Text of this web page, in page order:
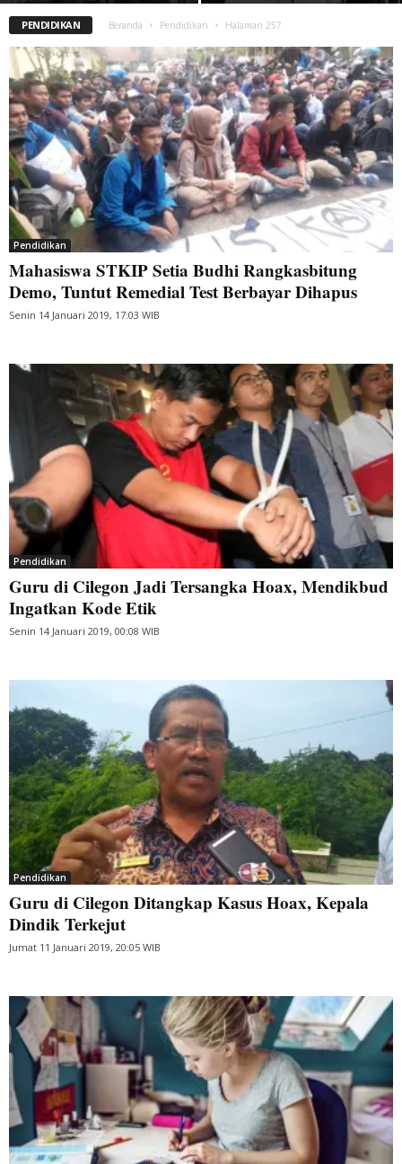
PENDIDIKAN Beranda Pendidikan Halaman 257
Pendidikan
Mahasiswa STKIP Setia Budhi Rangkasbitung
Demo, Tuntut Remedial Test Berbayar Dihapus
Senin 14 Januari 2019, 17:03 WIB
Pendidikan
Guru di Cilegon Jadi Tersangka Hoax, Mendikbud
Ingatkan Kode Etik
Senin 14 Januari 2019, 00:08 WIB
Pendidikan
Guru di Cilegon Ditangkap Kasus Hoax, Kepala
Dindik Terkejut
Jumat 11 Januari 2019, 20:05 WIB